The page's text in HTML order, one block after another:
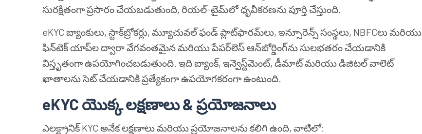
సురక్షితంగా ప్రసారం చేయబడుతుంది, రియల్-టైమ్‌లో ధృవీకరణను పూర్తి చేస్తుంది.
eKYC బ్యాంకులు, స్టాక్‌బ్రోకర్లు, మ్యూచువల్ ఫండ్ ప్లాట్‌ఫారమ్‌లు, ఇన్సూరెన్స్ సంస్థలు, NBFCలు మరియు
ఫిన్‌టెక్ యాప్‌ల ద్వారా వేగవంతమైన మరియు పేపర్‌లెస్ ఆన్‌బోర్డింగ్‌ను సులభతరం చేయడానికి
విస్తృతంగా ఉపయోగించబడుతుంది. ఇది బ్యాంక్, ఇన్వెస్ట్‌మెంట్, డీమాట్ మరియు డిజిటల్ వాలెట్
ఖాతాలను సెట్ చేయడానికి ప్రత్యేకంగా ఉపయోగకరంగా ఉంటుంది.
eKYC యొక్క లక్షణాలు & ప్రయోజనాలు
ఎలక్ట్రానిక్ KYC అనేక లక్షణాలు మరియు ప్రయోజనాలను కలిగి ఉంది, వాటిలో: